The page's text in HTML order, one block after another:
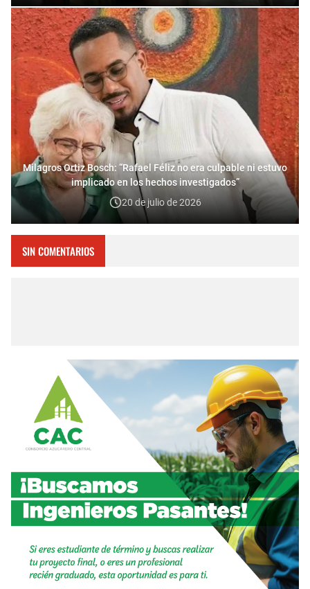
Milagros Ortiz Bosch: “Rafael Féliz no era culpable ni estuvo
implicado en los hechos investigados”
20 de julio de 2026
SIN COMENTARIOS